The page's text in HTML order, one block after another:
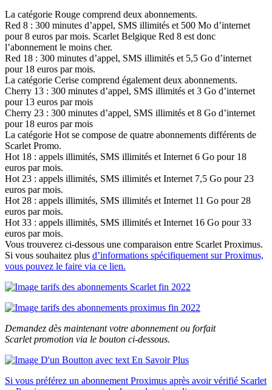
La catégorie Rouge comprend deux abonnements.
Red 8 : 300 minutes d’appel, SMS illimités et 500 Mo d’internet
pour 8 euros par mois. Scarlet Belgique Red 8 est donc
l’abonnement le moins cher.
Red 18 : 300 minutes d’appel, SMS illimités et 5,5 Go d’internet
pour 18 euros par mois.
La catégorie Cerise comprend également deux abonnements.
Cherry 13 : 300 minutes d’appel, SMS illimités et 3 Go d’internet
pour 13 euros par mois
Cherry 23 : 300 minutes d’appel, SMS illimités et 8 Go d’internet
pour 18 euros par mois
La catégorie Hot se compose de quatre abonnements différents de
Scarlet Promo.
Hot 18 : appels illimités, SMS illimités et Internet 6 Go pour 18
euros par mois.
Hot 23 : appels illimités, SMS illimités et Internet 7,5 Go pour 23
euros par mois.
Hot 28 : appels illimités, SMS illimités et Internet 11 Go pour 28
euros par mois.
Hot 33 : appels illimités, SMS illimités et Internet 16 Go pour 33
euros par mois.
Vous trouverez ci-dessous une comparaison entre Scarlet Proximus.
Si vous souhaitez plus d’informations spécifiquement sur Proximus,
vous pouvez le faire via ce lien.
Demandez dès maintenant votre abonnement ou forfait
Scarlet promotion via le bouton ci-dessous.
Si vous préférez un abonnement Proximus après avoir vérifié Scarlet